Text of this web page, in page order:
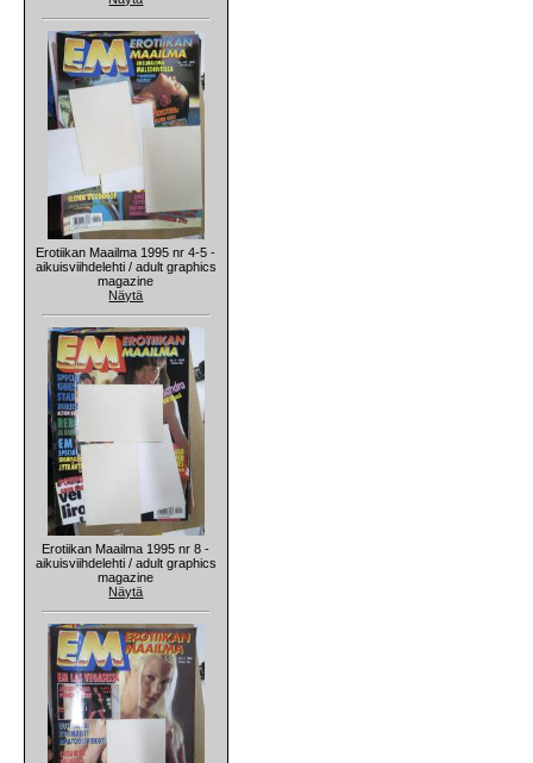
Erotiikan Maailma 1995 nr 4-5 -
aikuisviihdelehti / adult graphics
magazine
Näytä
Erotiikan Maailma 1995 nr 8 -
aikuisviihdelehti / adult graphics
magazine
Näytä